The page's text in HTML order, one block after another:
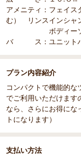
アメニティ：フェイ
む） リンスインシャ
ボディーソー
バ ス：ユニットバ
プラン内容紹介
コンパクトで機能的な
でご利用いただけます
なら、さらにお得にな
トになります）
支払い方法